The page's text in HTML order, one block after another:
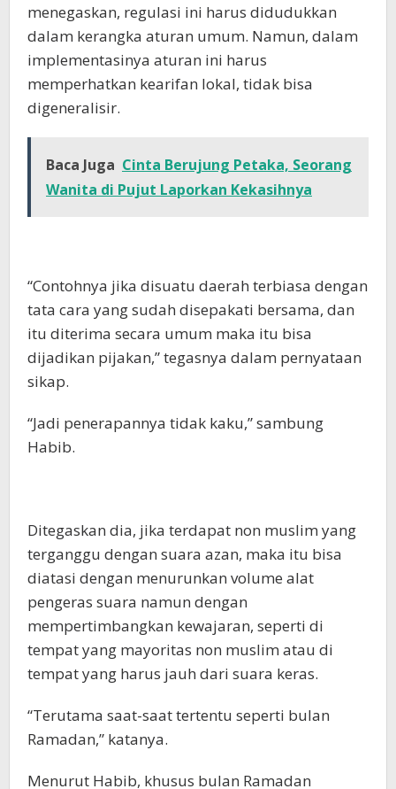
menegaskan, regulasi ini harus didudukkan
dalam kerangka aturan umum. Namun, dalam
implementasinya aturan ini harus
memperhatkan kearifan lokal, tidak bisa
digeneralisir.
Baca Juga ‎Cinta Berujung Petaka, Seorang
Wanita di Pujut Laporkan Kekasihnya
“Contohnya jika disuatu daerah terbiasa dengan
tata cara yang sudah disepakati bersama, dan
itu diterima secara umum maka itu bisa
dijadikan pijakan,” tegasnya dalam pernyataan
sikap.
“Jadi penerapannya tidak kaku,” sambung
Habib.
Ditegaskan dia, jika terdapat non muslim yang
terganggu dengan suara azan, maka itu bisa
diatasi dengan menurunkan volume alat
pengeras suara namun dengan
mempertimbangkan kewajaran, seperti di
tempat yang mayoritas non muslim atau di
tempat yang harus jauh dari suara keras.
“Terutama saat-saat tertentu seperti bulan
Ramadan,” katanya.
Menurut Habib, khusus bulan Ramadan